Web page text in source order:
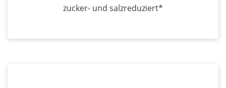
zucker- und salzreduziert*